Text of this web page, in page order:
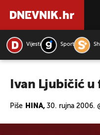
Vijesti Sport
Ivan Ljubičić u
Piše HINA, 30. rujna 2006.
PRETRAŽITE VIJESTI